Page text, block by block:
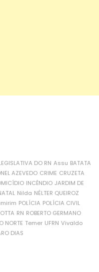
DO RN Assu BATATA
AZEVEDO CRIME CRUZETA
INCÊNDIO JARDIM DE
Nilda NÉLTER QUEIROZ
POLÍCIA POLÍCIA CIVIL
RN ROBERTO GERMANO
NORTE Temer UFRN Vivaldo
DIAS